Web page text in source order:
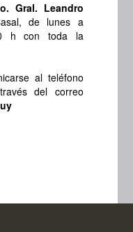
Gral. Leandro
de lunes a
h con toda la
al teléfono
del correo